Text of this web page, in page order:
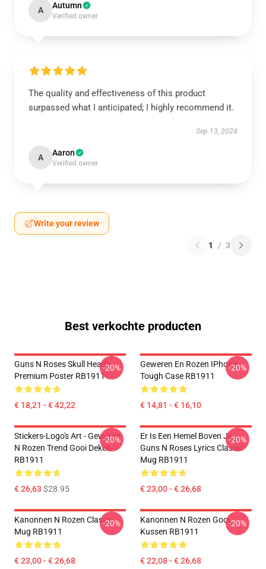
A Autumn
Verified owner
The quality and effectiveness of this product
surpassed what I anticipated; I highly recommend it.
Sep 13, 2024
A Aaron
Verified owner
Write your review
1 / 3
Best verkochte producten
Guns N Roses Skull Heads
Premium Poster RB1911
€ 18,21 - € 42,22
-20%
Geweren En Rozen IPhone
Tough Case RB1911
€ 14,81 - € 16,10
-20%
Stickers-Logo's Art - Geweren
N Rozen Trend Gooi Deken
RB1911
€ 26,63 $28.95
-20%
Er Is Een Hemel Boven Je
Guns N Roses Lyrics Classic
Mug RB1911
€ 23,00 - € 26,68
-20%
Kanonnen N Rozen Classic
Mug RB1911
€ 23,00 - € 26,68
-20%
Kanonnen N Rozen Gooi
Kussen RB1911
€ 22,08 - € 26,68
-20%